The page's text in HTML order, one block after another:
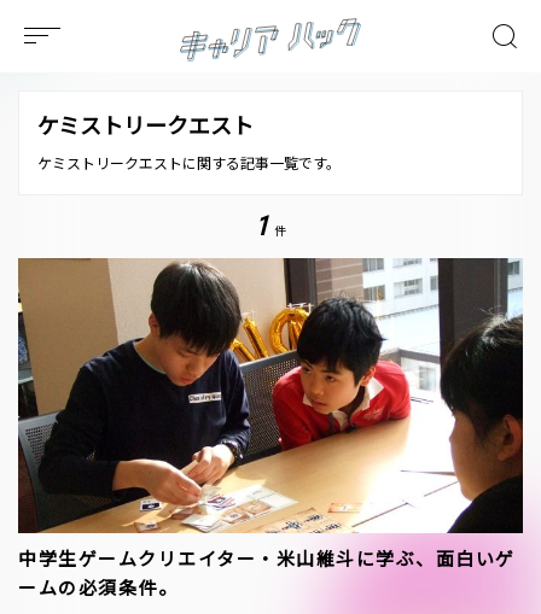
ケミストリークエスト
ケミストリークエストに関する記事一覧です。
1 件
中学生ゲームクリエイター・米山維斗に学ぶ、面白いゲ
ームの必須条件。